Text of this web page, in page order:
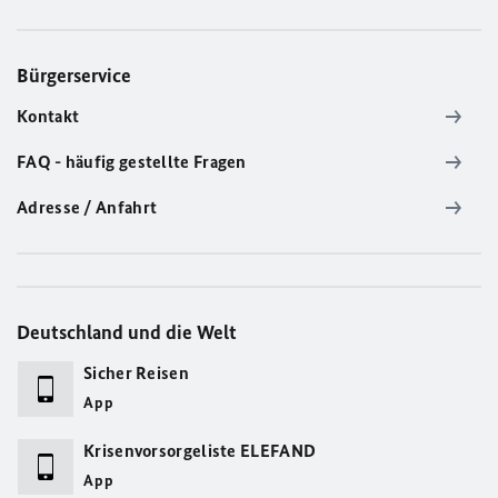
Bürgerservice
Kontakt
FAQ - häufig gestellte Fragen
Adresse / Anfahrt
Deutschland und die Welt
Sicher Reisen
App
Krisenvorsorgeliste ELEFAND
App